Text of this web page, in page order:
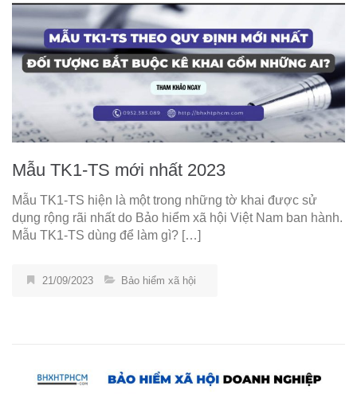
Mẫu TK1-TS mới nhất 2023
Mẫu TK1-TS hiện là một trong những tờ khai được sử
dụng rộng rãi nhất do Bảo hiểm xã hội Việt Nam ban hành.
Mẫu TK1-TS dùng để làm gì? […]
21/09/2023 Bảo hiểm xã hội